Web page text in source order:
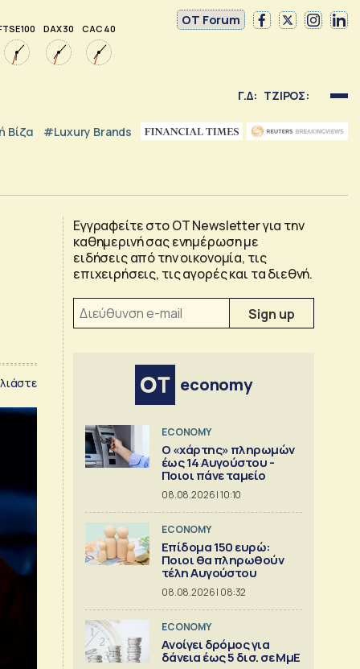
100 DAX 30 CAC 40
OT Forum
Γ.Δ: ΤΖΙΡΟΣ:
Βίζα #luxury Brands
Εγγραφείτε στο OT Newsletter για την
καθημερινή σας ενημέρωση με
ειδήσεις από την οικονομία, τις
επιχειρήσεις, τις αγορές και τα διεθνή.
economy
ECONOMY
Ο «χάρτης» πληρωμών
έως 14 Αυγούστου -
Ποιοι πάνε ταμείο
08.08.2026 | 10:10
ECONOMY
Επίδομα 150 ευρώ:
Ποιοι θα πληρωθούν
τέλη Αυγούστου
08.08.2026 | 08:32
ECONOMY
Aνοίγει δρόμος για
δάνεια έως 5 δισ. σε ΜμΕ